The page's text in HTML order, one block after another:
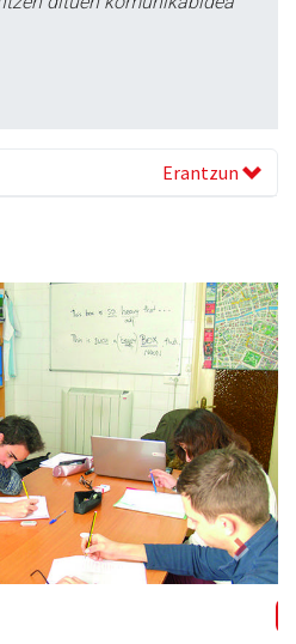
Erantzun
Next